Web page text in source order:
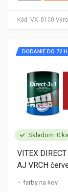
Kód: VX_0100
Skladom: 0 ks
DODANIE DO 72
VITEX
AJ VRCH
farby na kov